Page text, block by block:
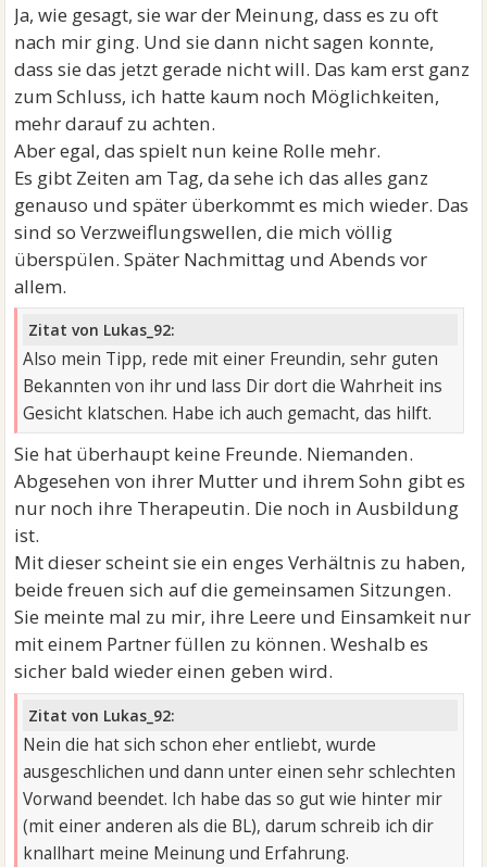
Ja, wie gesagt, sie war der Meinung, dass es zu oft
nach mir ging. Und sie dann nicht sagen konnte,
dass sie das jetzt gerade nicht will. Das kam erst ganz
zum Schluss, ich hatte kaum noch Möglichkeiten,
mehr darauf zu achten.
Aber egal, das spielt nun keine Rolle mehr.
Es gibt Zeiten am Tag, da sehe ich das alles ganz
genauso und später überkommt es mich wieder. Das
sind so Verzweiflungswellen, die mich völlig
überspülen. Später Nachmittag und Abends vor
allem.
Zitat von Lukas_92:
Also mein Tipp, rede mit einer Freundin, sehr guten
Bekannten von ihr und lass Dir dort die Wahrheit ins
Gesicht klatschen. Habe ich auch gemacht, das hilft.
Sie hat überhaupt keine Freunde. Niemanden.
Abgesehen von ihrer Mutter und ihrem Sohn gibt es
nur noch ihre Therapeutin. Die noch in Ausbildung
ist.
Mit dieser scheint sie ein enges Verhältnis zu haben,
beide freuen sich auf die gemeinsamen Sitzungen.
Sie meinte mal zu mir, ihre Leere und Einsamkeit nur
mit einem Partner füllen zu können. Weshalb es
sicher bald wieder einen geben wird.
Zitat von Lukas_92:
Nein die hat sich schon eher entliebt, wurde
ausgeschlichen und dann unter einen sehr schlechten
Vorwand beendet. Ich habe das so gut wie hinter mir
(mit einer anderen als die BL), darum schreib ich dir
knallhart meine Meinung und Erfahrung.